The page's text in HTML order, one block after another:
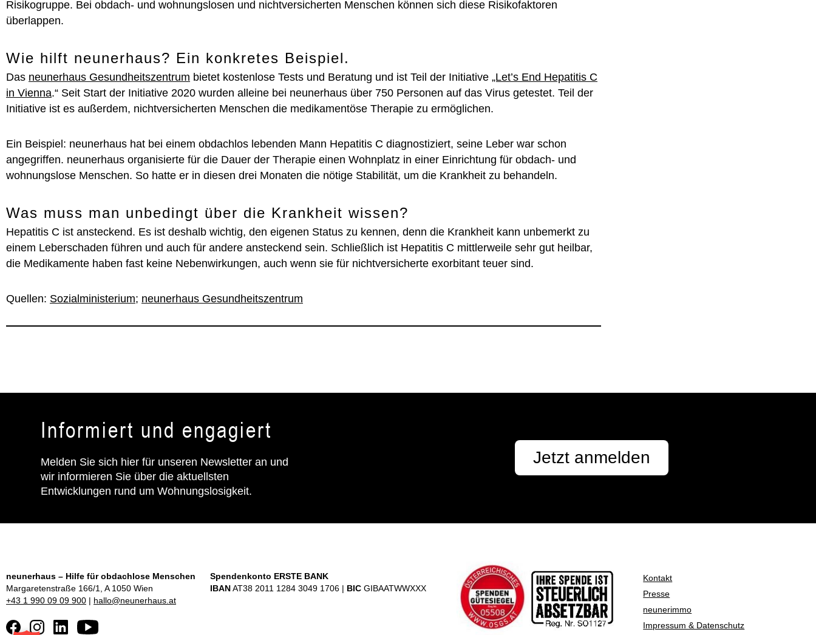
Risikogruppe. Bei obdach- und wohnungslosen und nichtversicherten Menschen können sich diese Risikofaktoren
überlappen.
Wie hilft neunerhaus? Ein konkretes Beispiel.
Das neunerhaus Gesundheitszentrum bietet kostenlose Tests und Beratung und ist Teil der Initiative „Let’s End Hepatitis C
in Vienna.“ Seit Start der Initiative 2020 wurden alleine bei neunerhaus über 750 Personen auf das Virus getestet. Teil der
Initiative ist es außerdem, nichtversicherten Menschen die medikamentöse Therapie zu ermöglichen.
Ein Beispiel: neunerhaus hat bei einem obdachlos lebenden Mann Hepatitis C diagnostiziert, seine Leber war schon
angegriffen. neunerhaus organisierte für die Dauer der Therapie einen Wohnplatz in einer Einrichtung für obdach- und
wohnungslose Menschen. So hatte er in diesen drei Monaten die nötige Stabilität, um die Krankheit zu behandeln.
Was muss man unbedingt über die Krankheit wissen?
Hepatitis C ist ansteckend. Es ist deshalb wichtig, den eigenen Status zu kennen, denn die Krankheit kann unbemerkt zu
einem Leberschaden führen und auch für andere ansteckend sein. Schließlich ist Hepatitis C mittlerweile sehr gut heilbar,
die Medikamente haben fast keine Nebenwirkungen, auch wenn sie für nichtversicherte exorbitant teuer sind.
Quellen: Sozialministerium; neunerhaus Gesundheitszentrum
Informiert und engagiert
Melden Sie sich hier für unseren Newsletter an und
wir informieren Sie über die aktuellsten
Entwicklungen rund um Wohnungslosigkeit.
Jetzt anmelden
neunerhaus – Hilfe für obdachlose Menschen
Margaretenstraße 166/1, A 1050 Wien
+43 1 990 09 09 900 | hallo@neunerhaus.at
Spendenkonto ERSTE BANK
IBANAT38 2011 1284 3049 1706 | BIC GIBAATWWXXX
Kontakt
Presse
neunerimmo
Impressum & Datenschutz